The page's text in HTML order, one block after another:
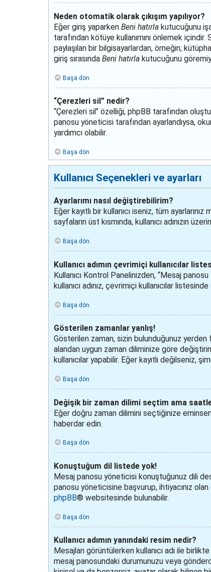
Neden otomatik olarak çıkışım yapılıyor?
Eğer giriş yaparken Beni hatırla kutucuğunu
tarafından kötüye kullanımını önlemek
paylaşılan bir bilgisayarlardan, örneğin;
giriş sırasında Beni hatırla kutucuğunu
Başa dön
“Çerezleri sil” nedir?
“Çerezleri sil” özelliği, phpBB tarafından
panosu yöneticisi tarafından ayarlandıysa,
yardımcı olabilir.
Başa dön
Kullanıcı Seçenekleri ve ayarları
Ayarlarımı nasıl değiştirebilirim?
Eğer kayıtlı bir kullanıcı iseniz, tüm
sayfaların üst kısmında, kullanıcı adınızın
Başa dön
Kullanıcı adımın çevrimiçi kullanıcılar
Kullanıcı Kontrol Panelinizden, “Mesaj panosu
kullanıcı adınız, çevrimiçi kullanıcılar
Başa dön
Gösterilen zamanlar yanlış!
Gösterilen zaman, sizin bulunduğunuz yerden
alandan uygun zaman diliminize göre
kullanıcılar yapabilir. Eğer kayıtlı değilseniz,
Başa dön
Değişik bir zaman dilimi seçtim ama
Eğer doğru zaman dilimini seçtiğinize
haberdar edin.
Başa dön
Konuştuğum dil listede yok!
Mesaj panosu yöneticisi konuştuğunuz dili
panosu yöneticisine başvurup, ihtiyacınız
phpBB® websitesinde bulunabilir.
Başa dön
Kullanıcı adımın yanındaki resim nedir?
Mesajları görüntülerken kullanıcı adı ile
mesaj panosundaki durumunuzu veya